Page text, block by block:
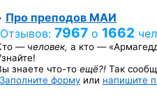
Про преподов МАИ
7967 о 1662
— человек, а кто —
знаете что-то ещё?! Так
Заполните форму или напишите